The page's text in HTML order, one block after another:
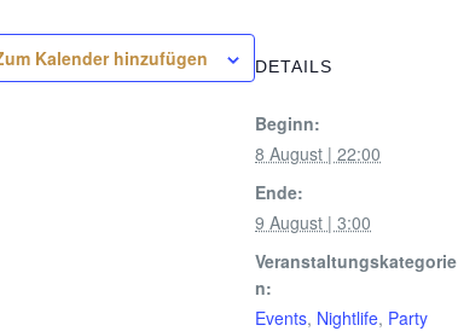
Kalender hinzufügen DETAILS
Beginn:
8 August | 22:00
Ende:
9 August | 3:00
Veranstaltungskategorie
n:
Events, Nightlife, Party